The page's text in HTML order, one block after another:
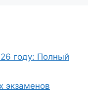
году: Полный
экзаменов